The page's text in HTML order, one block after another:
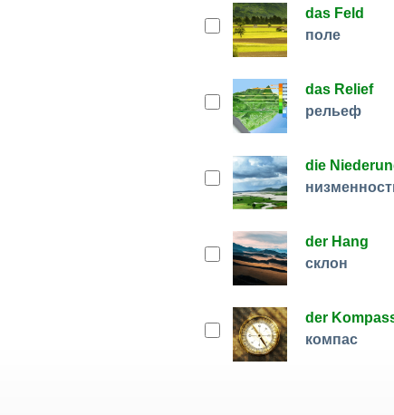
das Feld
поле
das Relief
рельеф
die
der Hang
склон
der
компас